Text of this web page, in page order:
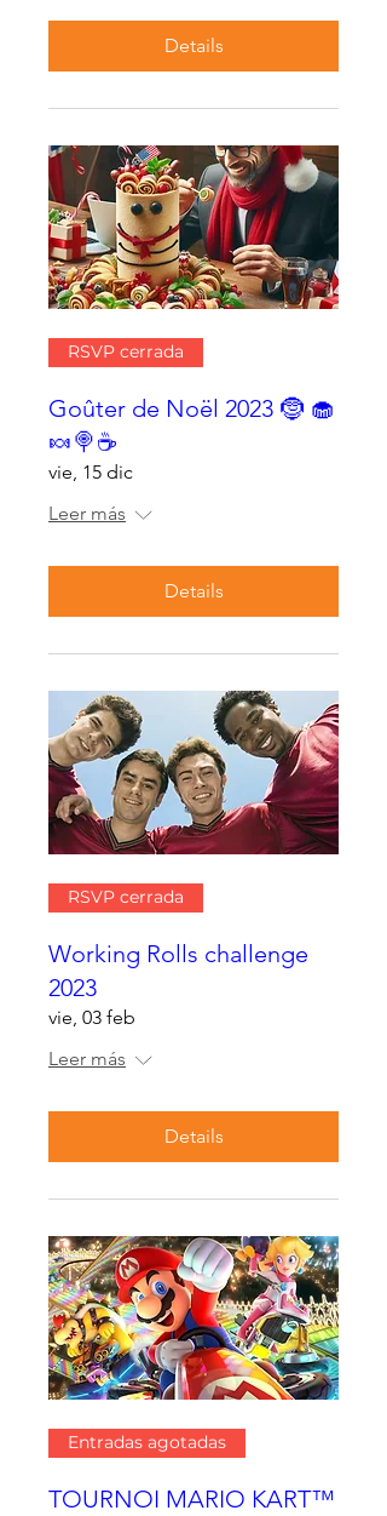
Details
RSVP cerrada
Goûter de Noël 2023 🤶 🧁
🍬🍭☕
vie, 15 dic
Leer más
Details
RSVP cerrada
Working Rolls challenge
2023
vie, 03 feb
Leer más
Details
Entradas agotadas
TOURNOI MARIO KART™